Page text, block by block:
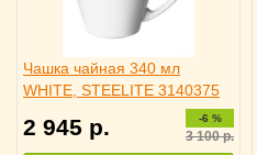
Чашка чайная 340 мл
WHITE, STEELITE 3140375
2 945 р. -6 %
3 100р.